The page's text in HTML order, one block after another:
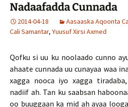
Nadaafadda Cunnada
2014-04-18 Aasaaska Aqoonta
Cali Samantar, Yuusuf Xirsi Axmed
Qofku si uu ku noolaado cunno
ahaate cunnada uu cunayaa waa
xagga nooca iyo xagga
nadiif ah. Tan ku saabsan
oo buuggaan ka mid ah ayaa